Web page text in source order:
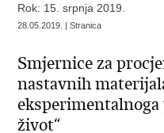
Rok: 15. srpnja 2019.
28.05.2019. | Stranica
Smjernice za
nastavnih
eksperimentalnoga
život“